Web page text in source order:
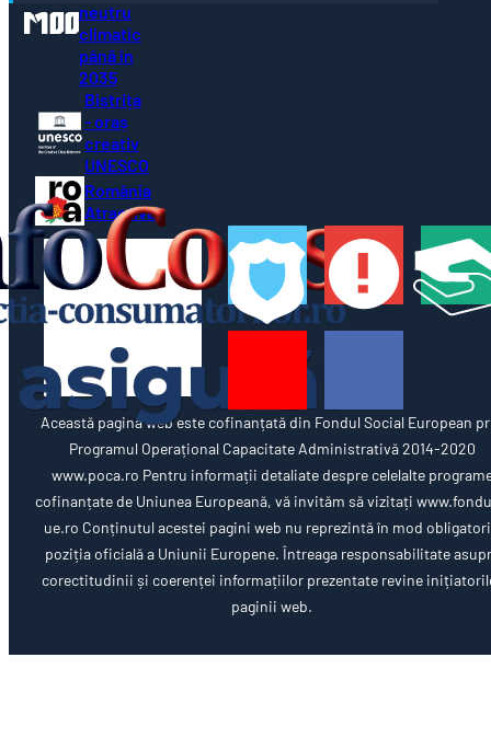
neutru
climatic
până în
2035
Bistrița
- oraș
creativ
UNESCO
România
Atractivă
Această pagină web este cofinanțată din Fondul Social European
Programul Operațional Capacitate Administrativă 2014-2020
www.poca.ro Pentru informații detaliate despre celelalte
cofinanțate de Uniunea Europeană, vă invităm să vizitați
ue.ro Conținutul acestei pagini web nu reprezintă în mod
poziția oficială a Uniunii Europene. Întreaga responsabilitate
corectitudinii și coerenței informațiilor prezentate revine
paginii web.